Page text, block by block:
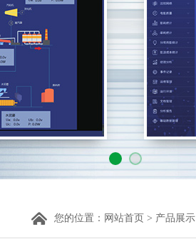
您的位置： 网站首页 > 产品展示